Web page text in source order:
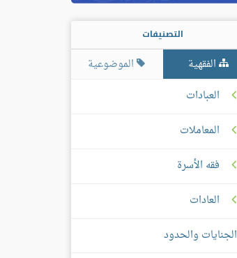
التصنيفات
الفقهية
الموضوعية
العبادات
المعاملات
فقه الأسرة
العادات
الجنايات والحدود